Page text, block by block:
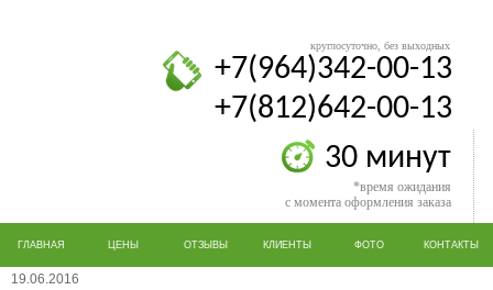
круглосуточно, без выходных
+7(964)342-00-13
+7(812)642-00-13
30 минут
*время ожидания
с момента оформления заказа
ГЛАВНАЯ ЦЕНЫ ОТЗЫВЫ КЛИЕНТЫ ФОТО КОНТАКТЫ
19.06.2016